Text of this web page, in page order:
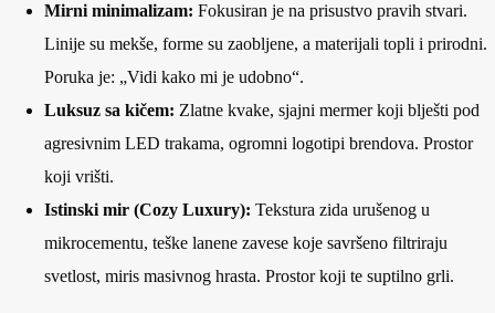
Mirni minimalizam: Fokusiran je na prisustvo pravih stvari.
Linije su mekše, forme su zaobljene, a materijali topli i prirodni.
Poruka je: „Vidi kako mi je udobno“.
Luksuz sa kičem: Zlatne kvake, sjajni mermer koji blješti pod
agresivnim LED trakama, ogromni logotipi brendova. Prostor
koji vrišti.
Istinski mir (Cozy Luxury): Tekstura zida urušenog u
mikrocementu, teške lanene zavese koje savršeno filtriraju
svetlost, miris masivnog hrasta. Prostor koji te suptilno grli.